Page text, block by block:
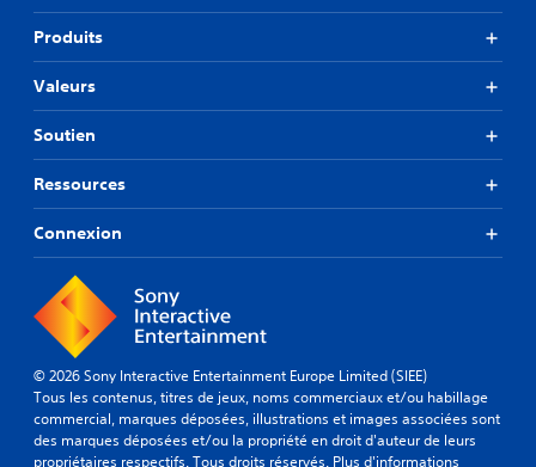
Produits
Valeurs
Soutien
Ressources
Connexion
© 2026 Sony Interactive Entertainment Europe Limited (SIEE)
Tous les contenus, titres de jeux, noms commerciaux et/ou habillage
commercial, marques déposées, illustrations et images associées sont
des marques déposées et/ou la propriété en droit d'auteur de leurs
propriétaires respectifs. Tous droits réservés. Plus d'informations